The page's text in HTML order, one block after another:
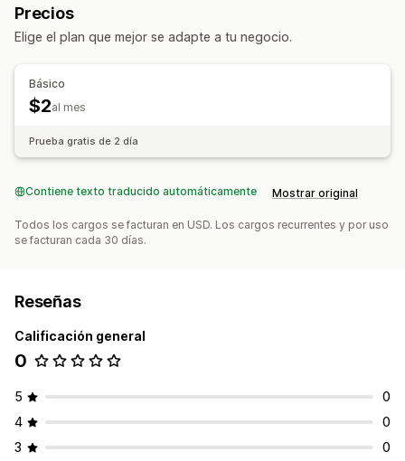
Personalización
Enlaces y botones
Adaptación a dispositivos móviles
Precios
Elige el plan que mejor se adapte a tu negocio.
Básico
$2al mes
Prueba gratis de 2 día
Contiene texto traducido automáticamente Mostrar original
Todos los cargos se facturan en USD. Los cargos recurrentes y por uso
se facturan cada 30 días.
Reseñas
Calificación general
0
5
0
4
0
3
0